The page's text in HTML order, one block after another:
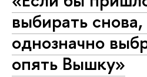
выбирать снова,
однозначно
опять Вышку»